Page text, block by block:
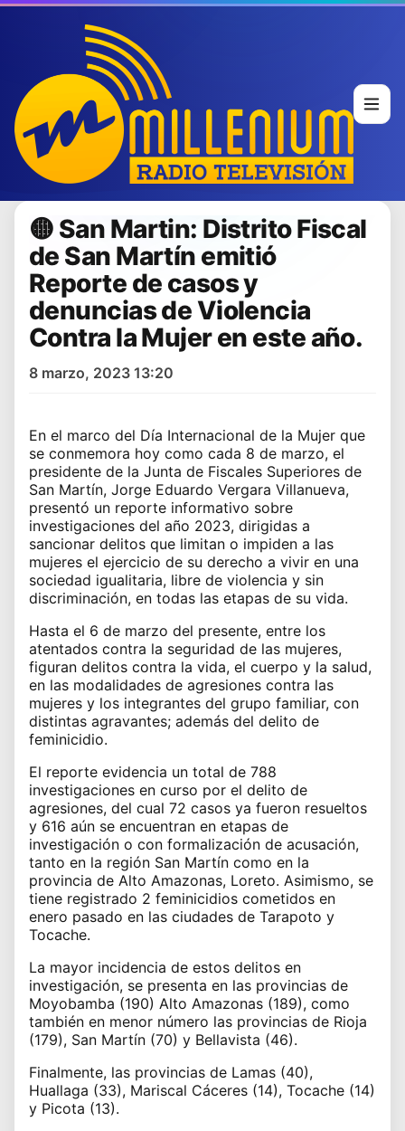
🟡 San Martin: Distrito Fiscal
de San Martín emitió
Reporte de casos y
denuncias de Violencia
Contra la Mujer en este año.
8 marzo, 2023 13:20
En el marco del Día Internacional de la Mujer que
se conmemora hoy como cada 8 de marzo, el
presidente de la Junta de Fiscales Superiores de
San Martín, Jorge Eduardo Vergara Villanueva,
presentó un reporte informativo sobre
investigaciones del año 2023, dirigidas a
sancionar delitos que limitan o impiden a las
mujeres el ejercicio de su derecho a vivir en una
sociedad igualitaria, libre de violencia y sin
discriminación, en todas las etapas de su vida.
Hasta el 6 de marzo del presente, entre los
atentados contra la seguridad de las mujeres,
figuran delitos contra la vida, el cuerpo y la salud,
en las modalidades de agresiones contra las
mujeres y los integrantes del grupo familiar, con
distintas agravantes; además del delito de
feminicidio.
El reporte evidencia un total de 788
investigaciones en curso por el delito de
agresiones, del cual 72 casos ya fueron resueltos
y 616 aún se encuentran en etapas de
investigación o con formalización de acusación,
tanto en la región San Martín como en la
provincia de Alto Amazonas, Loreto. Asimismo, se
tiene registrado 2 feminicidios cometidos en
enero pasado en las ciudades de Tarapoto y
Tocache.
La mayor incidencia de estos delitos en
investigación, se presenta en las provincias de
Moyobamba (190) Alto Amazonas (189), como
también en menor número las provincias de Rioja
(179), San Martín (70) y Bellavista (46).
Finalmente, las provincias de Lamas (40),
Huallaga (33), Mariscal Cáceres (14), Tocache (14)
y Picota (13).